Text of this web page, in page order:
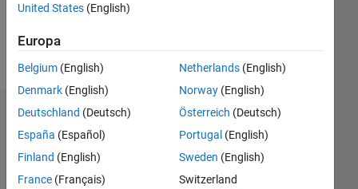
Follow
Dashboard
Statistica
M…
United States (English)
Europa
Belgium (English)
Denmark (English)
Deutschland (Deutsch)
España (Español)
Finland (English)
France (Français)
Netherlands(English)
Norway(English)
Österreich (Deutsch)
Portugal (English)
Sweden (English)
Switzerland